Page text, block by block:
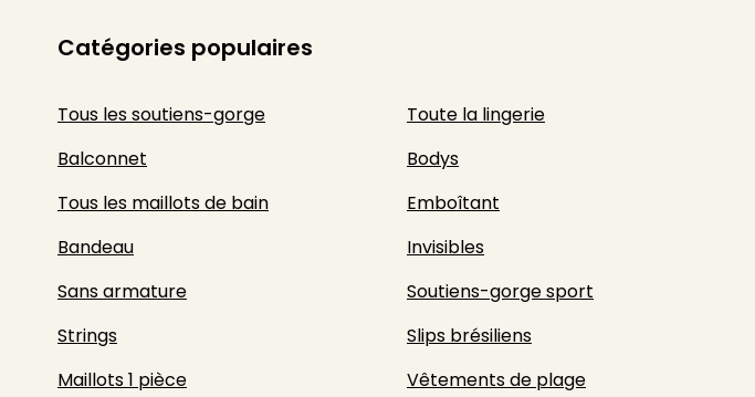
Catégories populaires
Tous les soutiens-gorge Toute la lingerie
Balconnet
Bodys
Tous les maillots de bain
Emboîtant
Bandeau
Invisibles
Sans armature
Soutiens-gorge sport
Strings
Slips brésiliens
Maillots 1 pièce
Vêtements de plage